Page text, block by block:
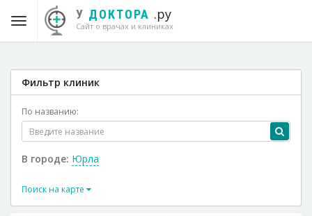
У ДОКТОРА .ру
Сайт о врачах и клиниках
Фильтр клиник
По названию:
В городе: Юрла
Поиск на карте